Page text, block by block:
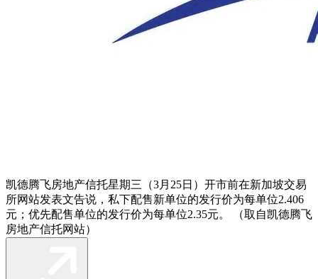
凯德腾飞房地产信托星期三（3月25日）开市前在新加坡交易
所网站发表文告说，私下配售新单位的发行价为每单位2.406
元；优先配售单位的发行价为每单位2.35元。 （取自凯德腾飞
房地产信托网站）